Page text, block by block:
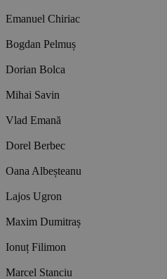
Emanuel Chiriac
Bogdan Pelmuș
Dorian Bolca
Mihai Savin
Vlad Emană
Dorel Berbec
Oana Albeșteanu
Lajos Ugron
Maxim Dumitraș
Ionuț Filimon
Marcel Stanciu